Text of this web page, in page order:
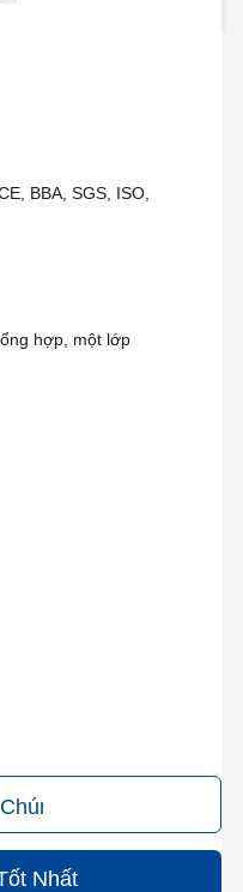
BBA, SGS, ISO,
hợp, một lớp
Tôi
Nhất